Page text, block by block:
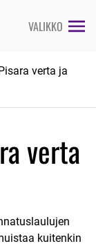
VALIKKO
verta ja
verta
kuitenkin